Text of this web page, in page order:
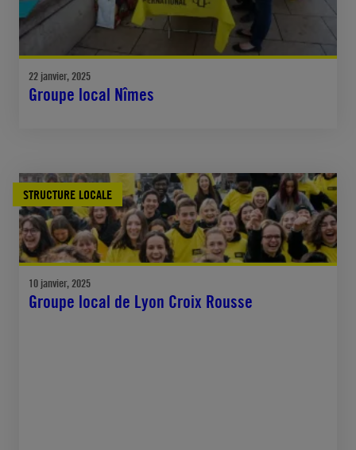
22 janvier, 2025
Groupe local Nîmes
STRUCTURE LOCALE
10 janvier, 2025
Groupe local de Lyon Croix Rousse